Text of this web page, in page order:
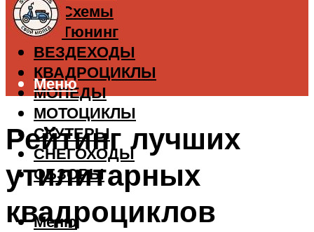
Схемы
Тюнинг
ВЕЗДЕХОДЫ
КВАДРОЦИКЛЫ
МОПЕДЫ
МОТОЦИКЛЫ
СКУТЕРЫ
СНЕГОХОДЫ
ОБЗОРЫ
Меню
Меню
Рейтинг лучших
утилитарных
квадроциклов